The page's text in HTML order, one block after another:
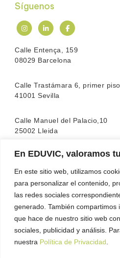
En EDUVIC, valoramos
En este sitio web, utilizamos
para personalizar el contenido,
las redes sociales
generado. También compartimos
que hace de nuestro sitio web
sociales, publicidad y análisis.
nuestra Política de Privacidad
Síguenos
Calle Entença, 159
08029 Barcelona
Calle Trastámara 6, primer piso
41001 Sevilla
Calle Manuel del Palacio,10
25002 Lleida
La escuela cuenta con la
Familiar)